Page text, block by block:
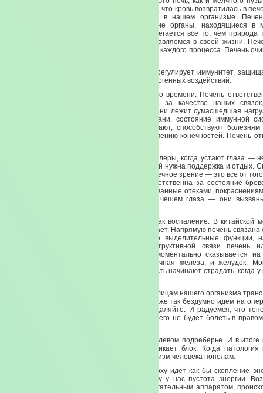
лежим и отдыхаем, печень трудится. Потому, что кровь возвратилась в
ней сделать то, для чего она находится в нашем организме.
хранилищем крови. Вообще все внутренние органы, находящиеся
хранители, сокровищница наша, здесь сберегается все то, чем
нас. И с чем мы так «замечательно» расправляемся в своей жизни.
величину и направление каждого движения и каждого процесса. Печень
Выводит жиры, до тех пор, когда может. И регулирует иммунитет,
мир, нашу иммунную систему от вредных патогенных воздействий.
Естественно она все делает это до поры до времени. Печень
сухожилий, за так называемые растяжки, за качество наших
соединительную ткань, как таковую. На печени лежит сумасшедшая
активности. Состояние соединительной ткани, состояние иммунной
печень. Болезни печени, когда они возникают, способствуют
связочного аппарата, судорогам мышц, онемению конечностей. Печень
Когда слезятся глаза, когда у вас красные склеры, когда устают глаза —
Это ваша печень. Требует, вопит о том, что ей нужна поддержка и отдых.
активности, усталость, ухудшающееся сумеречное зрение — это все от
с печенью. Больше ни от чего. Печень ответственна за состояние
оболочки. Дело в том, что болезни глаз, вызванные отеками,
вывернутыми веками, когда мы постоянно чешем глаза — они
В китайской медицине нет таких понятий как воспаление. В китайской
холод. Совсем холод — это все. Хуже не бывает. Напрямую печень
То, как печень работает, как работают ее выделительные функции,
желудочным соком. Потому что, по деструктивной связи печень
поджелудочной железе. Избыток печени моментально сказывается
селезенки, здесь же находится поджелудочная железа, и желудок.
желудочного сока, ферментативная активность начинают страдать, когда
Все взаимосвязано. Все по энергетическим улицам нашего организма
органу. А если удален желчный пузырь? Мы же так бездумно идем на
— надо удалить пузырь. Да, пожалуйста, удаляйте. И радуемся, что
есть сало. Что все хорошо. Что больше ничего не будет болеть в
И будет болеть не только в правом, но и в левом подреберье. И в итоге
когда вот здесь (горизонталь печени) возникает блок. Когда
велика, что она как бы перегораживает организм человека пополам.
И происходит очень серьезная вещь. Наверху идет как бы скопление
идет как бы по аномальному пути. А внизу у нас пустота энергии.
почками, возникают проблемы с опорно-двигательным аппаратом,